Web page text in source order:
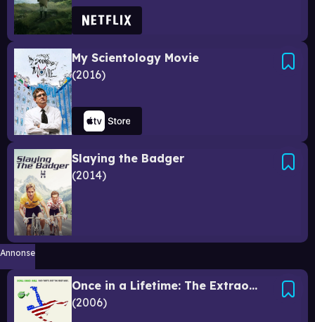
My Scientology Movie
2016
Slaying the Badger
2014
Annonse
Once in a Lifetime: The Extraordinary Story of the New York Cosmos
2006